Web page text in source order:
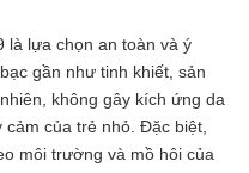
là lựa chọn an toàn và ý
gần như tinh khiết, sản
không gây kích ứng da
của trẻ nhỏ. Đặc biệt,
môi trường và mồ hôi của